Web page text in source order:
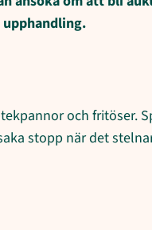
och fritöser.
stopp när det